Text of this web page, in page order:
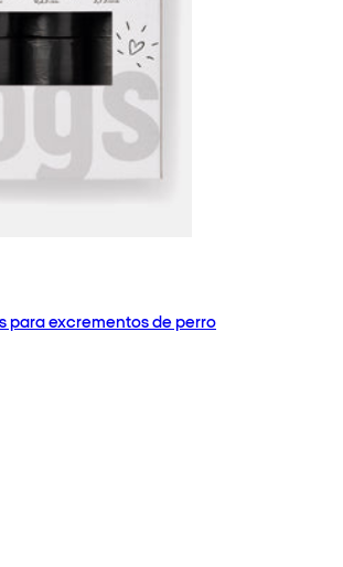
para excrementos de perro